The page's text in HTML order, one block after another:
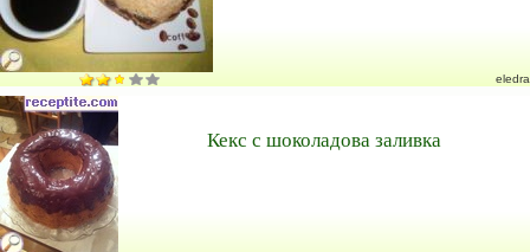
eledra
Кекс с шоколадова заливка